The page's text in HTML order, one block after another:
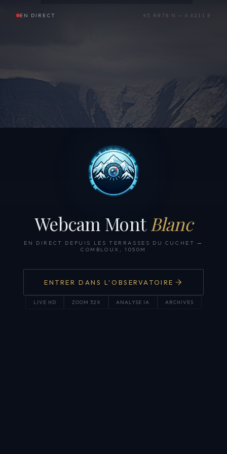
EN DIRECT 45.8878 N — 6.6211 E
Webcam Mont Blanc
EN DIRECT DEPUIS LES TERRASSES DU CUCHET —
COMBLOUX, 1050M
ENTRER DANS L'OBSERVATOIRE
LIVE HD ZOOM 32X ANALYSE IA ARCHIVES